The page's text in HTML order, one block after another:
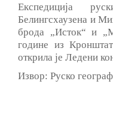
Eкспедиција
Белингсхаузена и
брода „Исток“ и
године из
открила је Ледени
Извор: Руско